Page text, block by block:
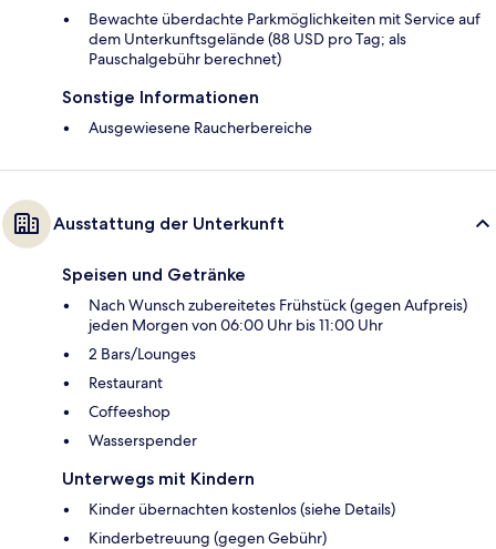
Bewachte überdachte Parkmöglichkeiten mit Service auf
dem Unterkunftsgelände (88 USD pro Tag; als
Pauschalgebühr berechnet)
Sonstige Informationen
Ausgewiesene Raucherbereiche
Ausstattung der Unterkunft
Speisen und Getränke
Nach Wunsch zubereitetes Frühstück (gegen Aufpreis)
jeden Morgen von 06:00 Uhr bis 11:00 Uhr
2 Bars/Lounges
Restaurant
Coffeeshop
Wasserspender
Unterwegs mit Kindern
Kinder übernachten kostenlos (siehe Details)
Kinderbetreuung (gegen Gebühr)